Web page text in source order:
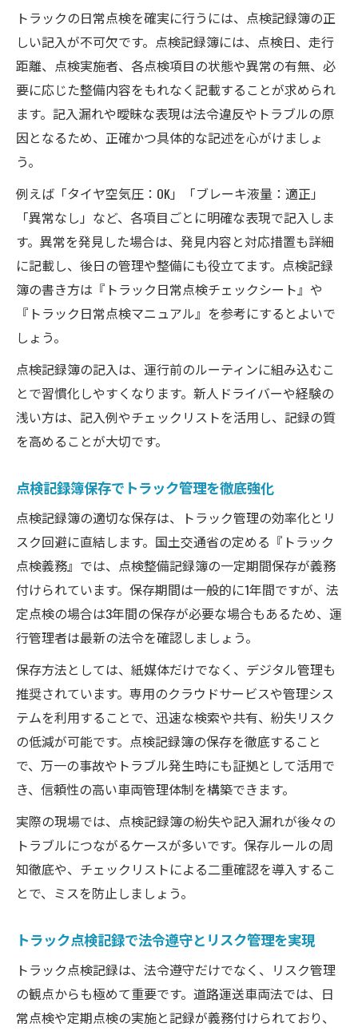
トラックの日常点検を確実に行うには、点検記録簿の正
しい記入が不可欠です。点検記録簿には、点検日、走行
距離、点検実施者、各点検項目の状態や異常の有無、必
要に応じた整備内容をもれなく記載することが求められ
ます。記入漏れや曖昧な表現は法令違反やトラブルの原
因となるため、正確かつ具体的な記述を心がけましょ
う。
例えば「タイヤ空気圧：OK」「ブレーキ液量：適正」
「異常なし」など、各項目ごとに明確な表現で記入しま
す。異常を発見した場合は、発見内容と対応措置も詳細
に記載し、後日の管理や整備にも役立てます。点検記録
簿の書き方は『トラック日常点検チェックシート』や
『トラック日常点検マニュアル』を参考にするとよいで
しょう。
点検記録簿の記入は、運行前のルーティンに組み込むこ
とで習慣化しやすくなります。新人ドライバーや経験の
浅い方は、記入例やチェックリストを活用し、記録の質
を高めることが大切です。
点検記録簿保存でトラック管理を徹底強化
点検記録簿の適切な保存は、トラック管理の効率化とリ
スク回避に直結します。国土交通省の定める『トラック
点検義務』では、点検整備記録簿の一定期間保存が義務
付けられています。保存期間は一般的に1年間ですが、法
定点検の場合は3年間の保存が必要な場合もあるため、運
行管理者は最新の法令を確認しましょう。
保存方法としては、紙媒体だけでなく、デジタル管理も
推奨されています。専用のクラウドサービスや管理シス
テムを利用することで、迅速な検索や共有、紛失リスク
の低減が可能です。点検記録簿の保存を徹底すること
で、万一の事故やトラブル発生時にも証拠として活用で
き、信頼性の高い車両管理体制を構築できます。
実際の現場では、点検記録簿の紛失や記入漏れが後々の
トラブルにつながるケースが多いです。保存ルールの周
知徹底や、チェックリストによる二重確認を導入するこ
とで、ミスを防止しましょう。
トラック点検記録で法令遵守とリスク管理を実現
トラック点検記録は、法令遵守だけでなく、リスク管理
の観点からも極めて重要です。道路運送車両法では、日
常点検や定期点検の実施と記録が義務付けられており、